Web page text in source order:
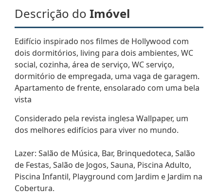
Descrição do Imóvel
Edifício inspirado nos filmes de Hollywood com
dois dormitórios, living para dois ambientes, WC
social, cozinha, área de serviço, WC serviço,
dormitório de empregada, uma vaga de garagem.
Apartamento de frente, ensolarado com uma bela
vista
Considerado pela revista inglesa Wallpaper, um
dos melhores edifícios para viver no mundo.
Lazer: Salão de Música, Bar, Brinquedoteca, Salão
de Festas, Salão de Jogos, Sauna, Piscina Adulto,
Piscina Infantil, Playground com Jardim e Jardim na
Cobertura.